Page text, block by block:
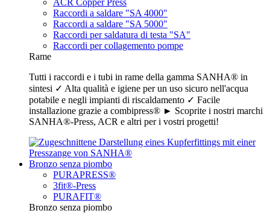
ACR Copper Press
Raccordi a saldare "SA 4000"
Raccordi a saldare "SA 5000"
Raccordi per saldatura di testa "SA"
Raccordi per collagemento pompe
Rame
Tutti i raccordi e i tubi in rame della gamma SANHA® in
sintesi ✓ Alta qualità e igiene per un uso sicuro nell'acqua
potabile e negli impianti di riscaldamento ✓ Facile
installazione grazie a combipress® ► Scoprite i nostri marchi
SANHA®-Press, ACR e altri per i vostri progetti!
Bronzo senza piombo
PURAPRESS®
3fit®-Press
PURAFIT®
Bronzo senza piombo